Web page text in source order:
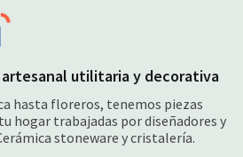
artesanal utilitaria y decorativa
hasta floreros, tenemos piezas
hogar trabajadas por diseñadores y
stoneware y cristalería.